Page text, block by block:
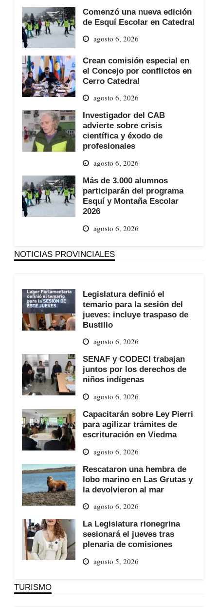
Comenzó una nueva edición
de Esquí Escolar en Catedral
agosto 6, 2026
Crean comisión especial en
el Concejo por conflictos en
Cerro Catedral
agosto 6, 2026
Investigador del CAB
advierte sobre crisis
científica y éxodo de
profesionales
agosto 6, 2026
Más de 3.000 alumnos
participarán del programa
Esquí y Montaña Escolar
2026
agosto 6, 2026
NOTICIAS PROVINCIALES
Legislatura definió el
temario para la sesión del
jueves: incluye traspaso de
Bustillo
agosto 6, 2026
SENAF y CODECI trabajan
juntos por los derechos de
niños indígenas
agosto 6, 2026
Capacitarán sobre Ley Pierri
para agilizar trámites de
escrituración en Viedma
agosto 6, 2026
Rescataron una hembra de
lobo marino en Las Grutas y
la devolvieron al mar
agosto 6, 2026
La Legislatura rionegrina
sesionará el jueves tras
plenaria de comisiones
agosto 5, 2026
TURISMO